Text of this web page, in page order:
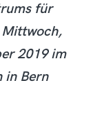
für
2019 im
in Bern